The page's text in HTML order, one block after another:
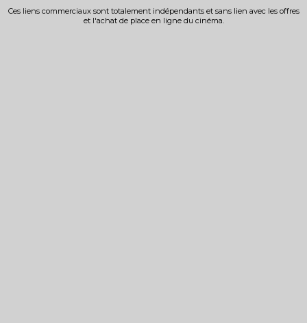
Ces liens commerciaux sont totalement indépendants et sans lien avec les offres
et l'achat de place en ligne du cinéma.